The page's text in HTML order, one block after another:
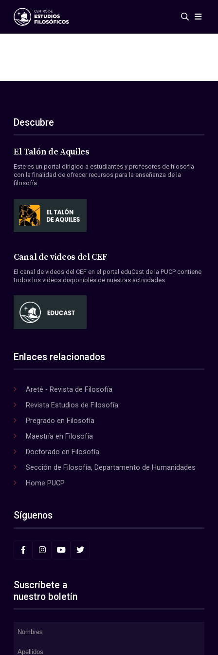
Eventos
ES
EN
Acerca de nosotros
Miembros
Convenios
Descubre
El Talón de Aquiles
Este es un portal dirigido a estudiantes y profesores de filosofía
con la finalidad de ofrecer recursos para la enseñanza de la
filosofía.
Canal de videos del CEF
El canal de videos del CEF en el portal eduCast de la PUCP contiene
todos los videos disponibles de nuestras actividades.
Enlaces relacionados
Areté - Revista de Filosofía
Revista Estudios de Filosofía
Pregrado en Filosofía
Maestría en Filosofía
Doctorado en Filosofía
Sección de Filosofía, Departamento de Humanidades
Home PUCP
Síguenos
Suscríbete a
nuestro boletín